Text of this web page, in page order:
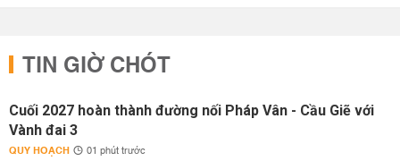
TIN GIỜ CHÓT
Cuối 2027 hoàn thành đường nối Pháp Vân - Cầu Giẽ với
Vành đai 3
QUY HOẠCH 01 phút trước